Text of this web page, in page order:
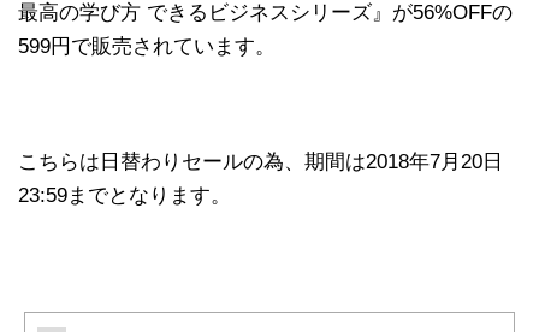
最高の学び方 できるビジネスシリーズ』が56%OFFの
599円で販売されています。
こちらは日替わりセールの為、期間は2018年7月20日
23:59までとなります。